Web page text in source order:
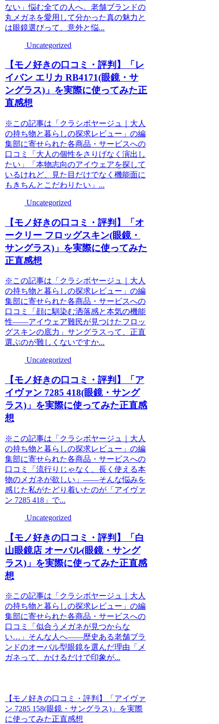
ない」悩む全ての人へ。老舗ブランドの
丸メガネを愛用して分かった真の魅力と
は眼鏡選びって、意外と悩...
Uncategorized
【モノ好きの口コミ・評判】「レ
イバン エリカ RB4171(眼鏡・サ
ングラス)」を実際に使ってみた正
直感想
※この記事は「クラシボヤージュ｜大人
の持ち物と暮らしの探求レビュー」の編
集部に寄せられた各商品・サービスへの
口コミ「大人の個性をさりげなく演出し
たい」「本物志向のアイウェアを探して
いるけれど、見た目だけでなく機能面に
もきちんとこだわりたい」...
Uncategorized
【モノ好きの口コミ・評判】「オ
ークリー フロッグスキン(眼鏡・
サングラス)」を実際に使ってみた
正直感想
※この記事は「クラシボヤージュ｜大人
の持ち物と暮らしの探求レビュー」の編
集部に寄せられた各商品・サービスへの
口コミ「顔に馴染む洒落感と本気の機能
性——アイウェア難民が見つけたフロッ
グスキンの底力」サングラスって、正直
選ぶのが難しくないですか...
Uncategorized
【モノ好きの口コミ・評判】「ア
イヴァン 7285 418(眼鏡・サング
ラス)」を実際に使ってみた正直感
想
※この記事は「クラシボヤージュ｜大人
の持ち物と暮らしの探求レビュー」の編
集部に寄せられた各商品・サービスへの
口コミ「流行りじゃなく、長く使える本
物のメガネが欲しい」――そんな悩みを
感じた私がたどり着いたのが「アイヴァ
ン 7285 418」で...
Uncategorized
【モノ好きの口コミ・評判】「白
山眼鏡店 オーバル(眼鏡・サング
ラス)」を実際に使ってみた正直感
想
※この記事は「クラシボヤージュ｜大人
の持ち物と暮らしの探求レビュー」の編
集部に寄せられた各商品・サービスへの
口コミ「似合うメガネが見つからな
い…」そんな人へ――歴史ある老舗ブラ
ンドのオーバル型眼鏡を選んだ理由「メ
ガネって、かけるだけで印象が...
【モノ好きの口コミ・評判】「アイヴァ
ン 7285 158(眼鏡・サングラス)」を実際
に使ってみた正直感想